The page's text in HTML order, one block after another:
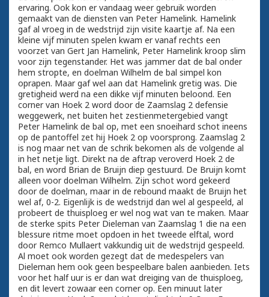
ervaring. Ook kon er vandaag weer gebruik worden
gemaakt van de diensten van Peter Hamelink. Hamelink
gaf al vroeg in de wedstrijd zijn visite kaartje af. Na een
kleine vijf minuten spelen kwam er vanaf rechts een
voorzet van Gert Jan Hamelink, Peter Hamelink kroop slim
voor zijn tegenstander. Het was jammer dat de bal onder
hem stropte, en doelman Wilhelm de bal simpel kon
oprapen. Maar gaf wel aan dat Hamelink gretig was. Die
gretigheid werd na een dikke vijf minuten beloond. Een
corner van Hoek 2 word door de Zaamslag 2 defensie
weggewerk, net buiten het zestienmetergebied vangt
Peter Hamelink de bal op, met een snoeihard schot ineens
op de pantoffel zet hij Hoek 2 op voorsprong. Zaamslag 2
is nog maar net van de schrik bekomen als de volgende al
in het netje ligt. Direkt na de aftrap veroverd Hoek 2 de
bal, en word Brian de Bruijn diep gestuurd. De Bruijn komt
alleen voor doelman Wilhelm. Zijn schot word gekeerd
door de doelman, maar in de rebound maakt de Bruijn het
wel af, 0-2. Eigenlijk is de wedstrijd dan wel al gespeeld, al
probeert de thuisploeg er wel nog wat van te maken. Maar
de sterke spits Peter Dieleman van Zaamslag 1 die na een
blessure ritme moet opdoen in het tweede elftal, word
door Remco Mullaert vakkundig uit de wedstrijd gespeeld.
Al moet ook worden gezegt dat de medespelers van
Dieleman hem ook geen bespeelbare balen aanbieden. Iets
voor het half uur is er dan wat dreiging van de thuisploeg,
en dit levert zowaar een corner op. Een minuut later